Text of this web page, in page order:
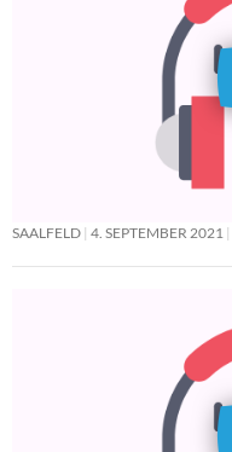
SAALFELD 4. SEPTEMBER 2021